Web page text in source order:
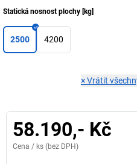
Statická nosnost plochy [kg]
2500 4200
×Vrátit
58.190,- Kč
Cena / ks (bez DPH)